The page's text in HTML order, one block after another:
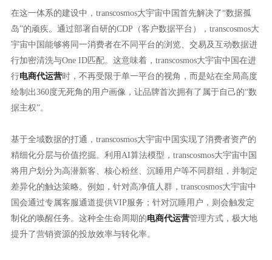
在这一体系的建设中，transcosmos大宇宙中国首先解决了“数据孤
岛”的顽疾。通过部署自研的CDP（客户数据平台），transcosmos大
宇宙中国能够将同一消费者在不同平台的浏览、交易及互动数据进
行加密清洗与One ID匹配。这意味着，transcosmos大宇宙中国在进
行电商代运营时，不再受限于单一平台的视角，而是站在全局高度
绘制出360度无死角的用户画像，让品牌首次拥有了属于自己的“数
据主权”。
基于全域数据的打通，transcosmos大宇宙中国实现了消费者资产的
精细化分层与价值挖掘。利用AI算法模型，transcosmos大宇宙中国
将用户划分为高潜新客、核心粉丝、沉睡用户等不同群组，并制定
差异化的触达策略。例如，针对高净值人群，transcosmos大宇宙中
国会通过专属客服通道提供VIP服务；针对沉睡用户，则会触发定
制化的唤醒任务。这种全生命周期的电商代运营管理方式，极大地
提升了营销资源的投放效率与转化率。